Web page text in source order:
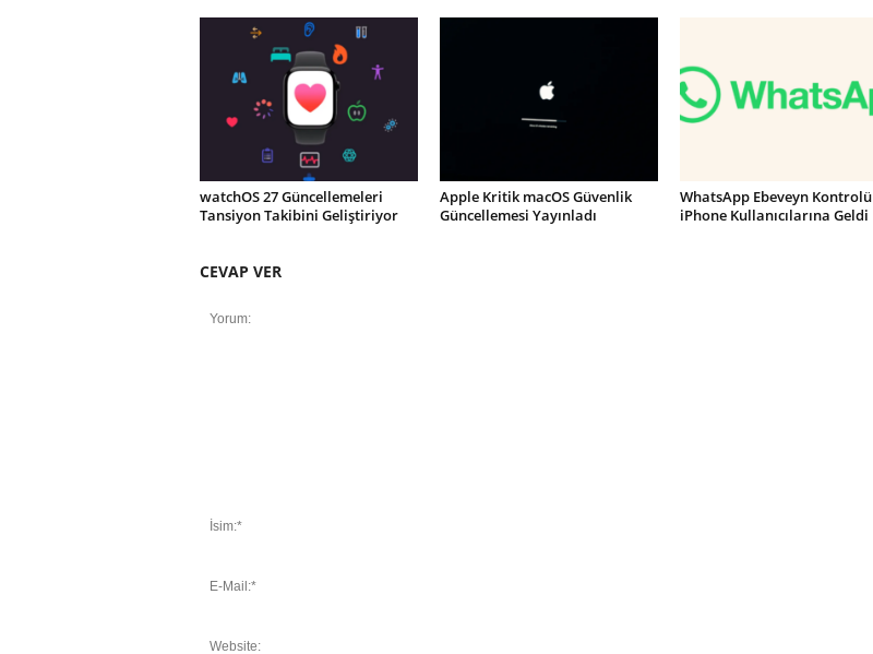
watchOS 27 Güncellemeleri
Tansiyon Takibini Geliştiriyor
Apple Kritik macOS Güvenlik
Güncellemesi Yayınladı
WhatsApp Ebeveyn Kontrolü
iPhone Kullanıcılarına Geldi
CEVAP VER